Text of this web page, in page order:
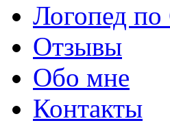
Логопед
Отзывы
Обо мне
Контакты